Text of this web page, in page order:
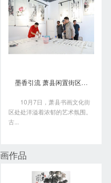
墨香引流 萧县闲置街区变身书画艺术聚落
10月7日，萧县书画文化街
区处处洋溢着浓郁的艺术氛围。
古...
作品